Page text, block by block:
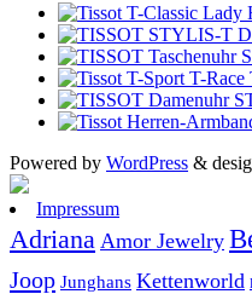
Powered by WordPress &
Impressum
Adriana Amor Jewelry
Joop Junghans Kettenworld